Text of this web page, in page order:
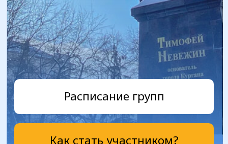
Как стать участником?
это Содружество, объединяющее мужчин и
женщин, которые делятся друг с другом своим
опытом, силами и надеждами с цельюпомочь себе
АНОНИМНЫЕ
АЛКОГОЛИКИ ®